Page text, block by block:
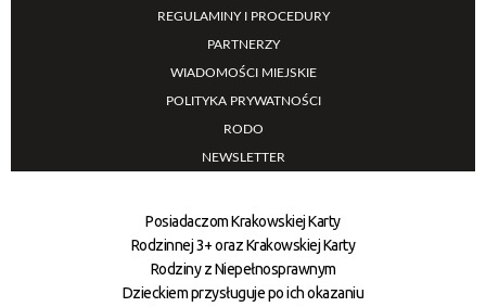
REGULAMINY I PROCEDURY
PARTNERZY
WIADOMOŚCI MIEJSKIE
POLITYKA PRYWATNOŚCI
RODO
NEWSLETTER
Posiadaczom Krakowskiej Karty
Rodzinnej 3+ oraz Krakowskiej Karty
Rodziny z Niepełnosprawnym
Dzieckiem przysługuje po ich okazaniu